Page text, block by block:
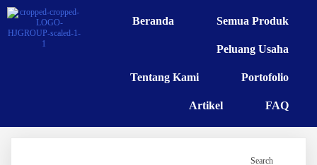
Beranda Semua Produk
Peluang Usaha
Tentang Kami Portofolio
Artikel FAQ
Search